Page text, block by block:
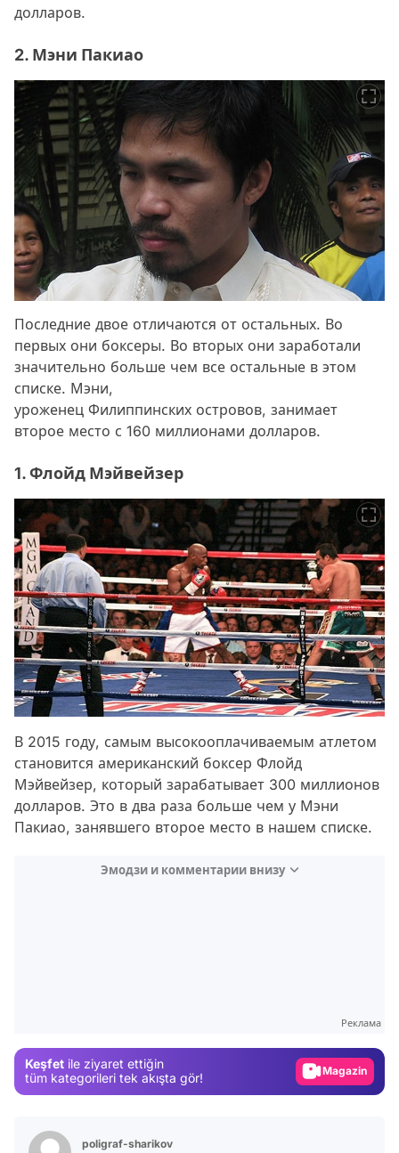
долларов.
2. Мэни Пакиао
Последние двое отличаются от остальных. Во
первых они боксеры. Во вторых они заработали
значительно больше чем все остальные в этом
списке. Мэни,
уроженец Филиппинских островов, занимает
второе место с 160 миллионами долларов.
1. Флойд Мэйвейзер
В 2015 году, самым высокооплачиваемым атлетом
становится американский боксер Флойд
Мэйвейзер, который зарабатывает 300 миллионов
долларов. Это в два раза больше чем у Мэни
Пакиао, занявшего второе место в нашем списке.
Эмодзи и комментарии внизу
Реклама
Keşfet ile ziyaret ettiğin
tüm kategorileri tek akışta gör!
Video
poligraf-sharikov